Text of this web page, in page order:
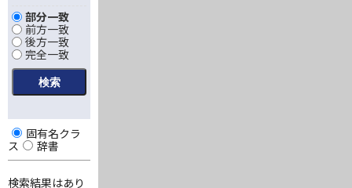
部分一致
前方一致
後方一致
完全一致
固有名クラ
ス
辞書
検索結果はあり